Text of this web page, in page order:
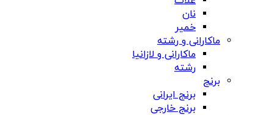
نان
خمیر
ماکارانی و رشته
ماکارانی و لازانیا
رشته
برنج
برنج ایرانی
برنج خارجی